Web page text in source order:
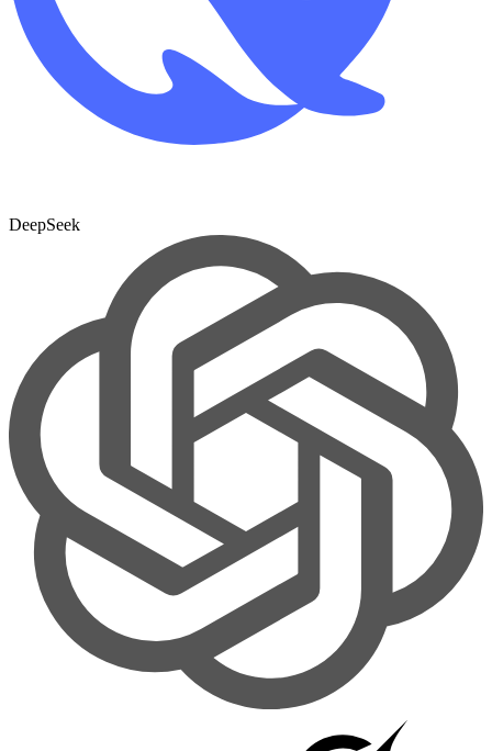
DeepSeek